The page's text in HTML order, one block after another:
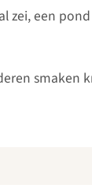
zei, een
smaken